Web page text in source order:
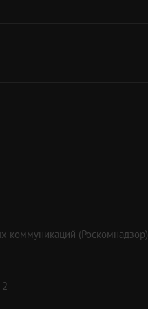
коммуникаций (Роскомнадзор)